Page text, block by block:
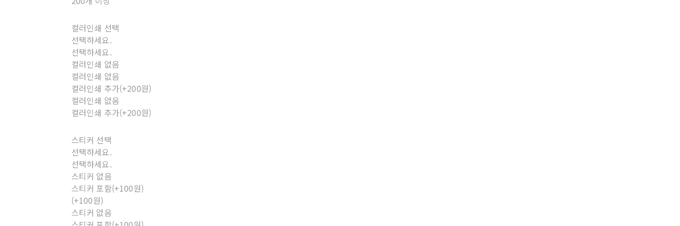
컬러인쇄 선택
선택하세요.
선택하세요.
컬러인쇄 없음
컬러인쇄 없음
컬러인쇄 추가(+200원)
컬러인쇄 없음
컬러인쇄 추가(+200원)
스티커 선택
선택하세요.
선택하세요.
스티커 없음
스티커 포함(+100원)
(+100원)
스티커 없음